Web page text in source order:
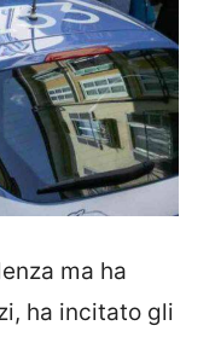
ma ha
ha incitato gli